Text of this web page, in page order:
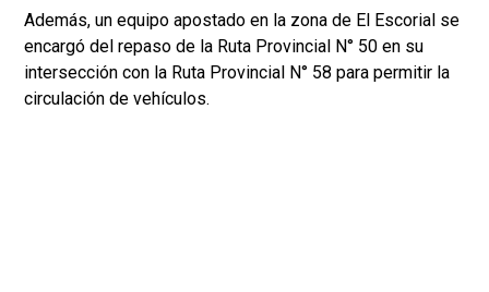
Además, un equipo apostado en la zona de El Escorial se
encargó del repaso de la Ruta Provincial N° 50 en su
intersección con la Ruta Provincial N° 58 para permitir la
circulación de vehículos.